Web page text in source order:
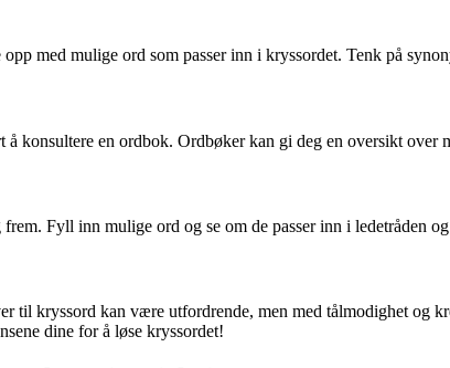
med mulige ord som passer inn i kryssordet. Tenk på
konsultere en ordbok. Ordbøker kan gi deg en oversikt over
frem. Fyll inn mulige ord og se om de passer inn i ledetråden
til kryssord kan være utfordrende, men med tålmodighet og
dine for å løse kryssordet!